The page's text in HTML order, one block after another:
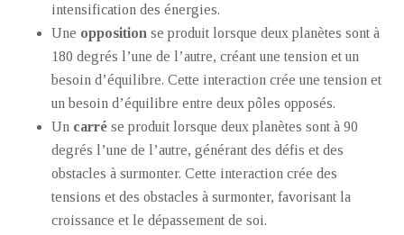
intensification des énergies.
Une opposition se produit lorsque deux planètes sont à
180 degrés l’une de l’autre, créant une tension et un
besoin d’équilibre. Cette interaction crée une tension et
un besoin d’équilibre entre deux pôles opposés.
Un carré se produit lorsque deux planètes sont à 90
degrés l’une de l’autre, générant des défis et des
obstacles à surmonter. Cette interaction crée des
tensions et des obstacles à surmonter, favorisant la
croissance et le dépassement de soi.